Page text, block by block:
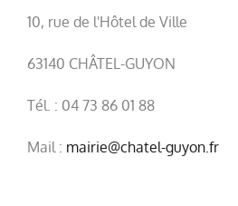
10, rue de l'Hôtel de Ville
63140 CHÂTEL-GUYON
Tél. : 04 73 86 01 88
Mail : mairie@chatel-guyon.fr